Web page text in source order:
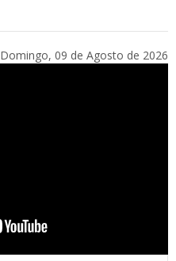
Domingo, 09 de Agosto de 2026